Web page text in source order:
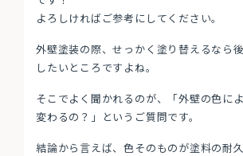
よろしければご参考にしてください。
外壁塗装の際、せっかく塗り替えるなら
したいところですよね。
そこでよく聞かれるのが、「外壁の色に
変わるの？」というご質問です。
結論から言えば、色そのものが塗料の耐